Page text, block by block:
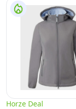
Horze Deal